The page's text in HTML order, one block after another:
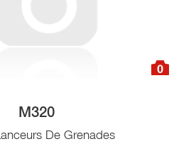
0
M320
De Grenades